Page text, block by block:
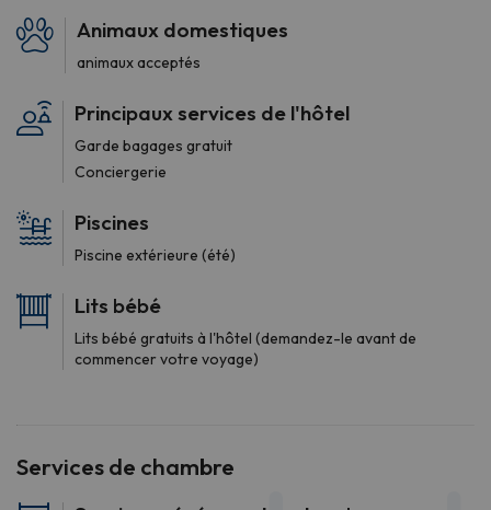
Animaux domestiques
animaux acceptés
Principaux services de l'hôtel
Garde bagages gratuit
Conciergerie
Piscines
Piscine extérieure (été)
Lits bébé
Lits bébé gratuits à l'hôtel (demandez-le avant de
commencer votre voyage)
Services de chambre